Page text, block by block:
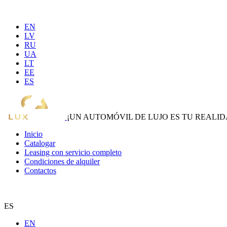
EN
LV
RU
UA
LT
EE
ES
¡UN AUTOMÓVIL DE LUJO ES TU
Inicio
Catalogar
Leasing con servicio completo
Condiciones de alquiler
Contactos
ES
EN